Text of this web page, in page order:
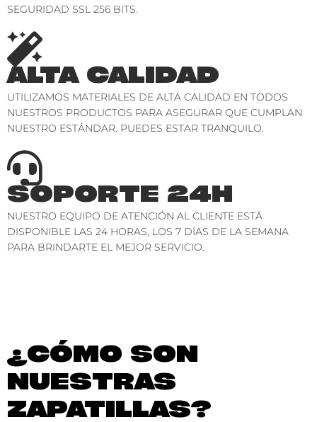
SEGURIDAD SSL 256 BITS.
ALTA CALIDAD
UTILIZAMOS MATERIALES DE ALTA CALIDAD EN TODOS
NUESTROS PRODUCTOS PARA ASEGURAR QUE CUMPLAN
NUESTRO ESTÁNDAR. PUEDES ESTAR TRANQUILO.
SOPORTE 24H
NUESTRO EQUIPO DE ATENCIÓN AL CLIENTE ESTÁ
DISPONIBLE LAS 24 HORAS, LOS 7 DÍAS DE LA SEMANA
PARA BRINDARTE EL MEJOR SERVICIO.
¿CÓMO SON
NUESTRAS
ZAPATILLAS?